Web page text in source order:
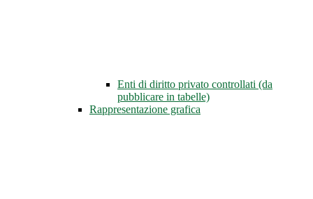
Enti di diritto privato controllati (da
pubblicare in tabelle)
Rappresentazione grafica